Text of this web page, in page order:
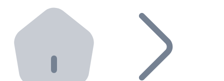
Distributeurs automatiques Bitnovo
Intégrez un ATM Bitnovo dans votre entreprise et
API Bitnovo
Intégrez notre API dans votre écosystème.